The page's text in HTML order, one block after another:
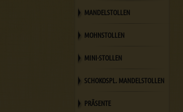
MANDELSTOLLEN
MOHNSTOLLEN
MINI-STOLLEN
SCHOKOSPL. MANDELSTOLLEN
PRÄSENTE